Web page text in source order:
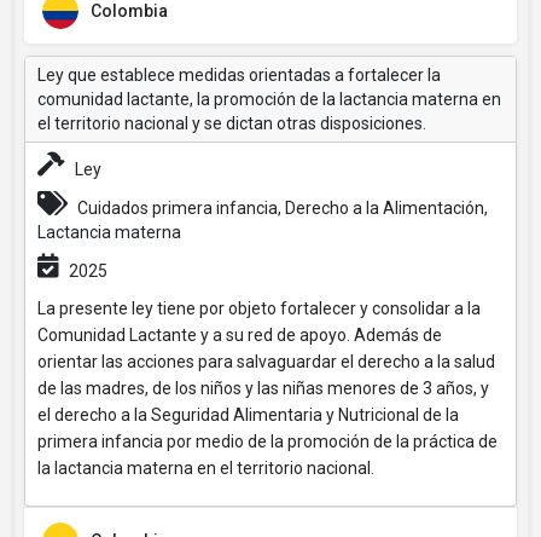
Colombia
Ley que establece medidas orientadas a fortalecer la
comunidad lactante, la promoción de la lactancia materna en
el territorio nacional y se dictan otras disposiciones.
Ley
Cuidados primera infancia, Derecho a la Alimentación,
Lactancia materna
2025
La presente ley tiene por objeto fortalecer y consolidar a la
Comunidad Lactante y a su red de apoyo. Además de
orientar las acciones para salvaguardar el derecho a la salud
de las madres, de los niños y las niñas menores de 3 años, y
el derecho a la Seguridad Alimentaria y Nutricional de la
primera infancia por medio de la promoción de la práctica de
la lactancia materna en el territorio nacional.